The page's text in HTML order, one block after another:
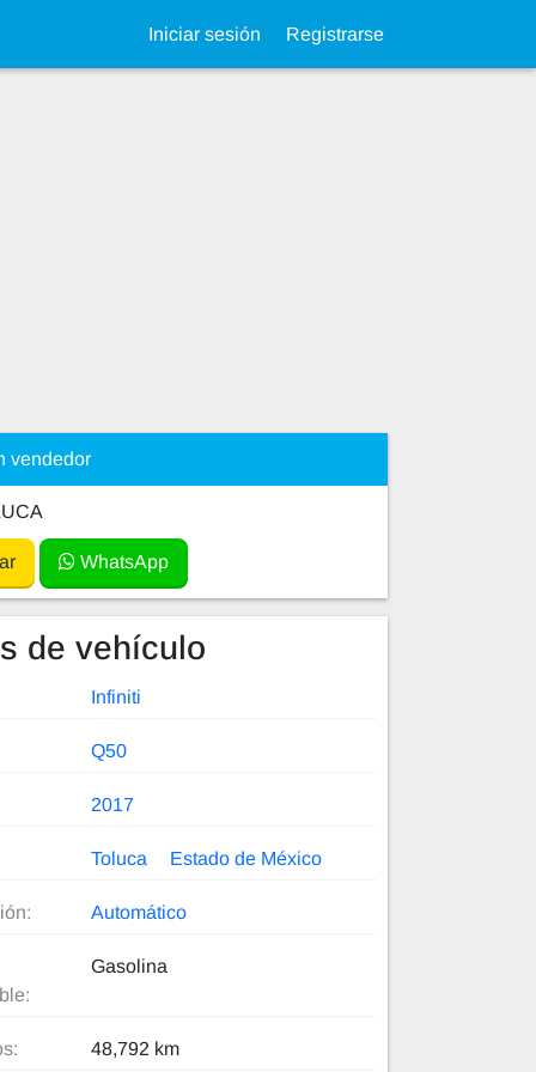
Iniciar sesión Registrarse
vendedor
WhatsApp
de vehículo
Infiniti
Q50
2017
Toluca Estado de México
Automático
Gasolina
48,792 km